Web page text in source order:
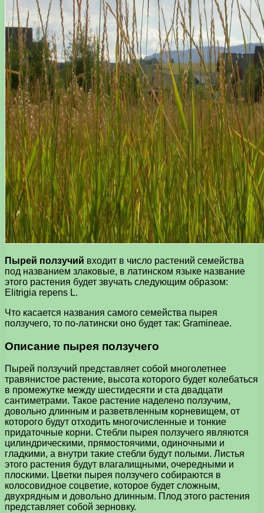
Пырей ползучий входит в число растений семейства
под названием злаковые, в латинском языке название
этого растения будет звучать следующим образом:
Elitrigia repens L.
Что касается названия самого семейства пырея
ползучего, то по-латински оно будет так: Gramineae.
Описание пырея ползучего
Пырей ползучий представляет собой многолетнее
травянистое растение, высота которого будет колебаться
в промежутке между шестидесяти и ста двадцати
сантиметрами. Такое растение наделено ползучим,
довольно длинным и разветвленным корневищем, от
которого будут отходить многочисленные и тонкие
придаточные корни. Стебли пырея ползучего являются
цилиндрическими, прямостоячими, одиночными и
гладкими, а внутри такие стебли будут полыми. Листья
этого растения будут влагалищными, очередными и
плоскими. Цветки пырея ползучего собираются в
колосовидное соцветие, которое будет сложным,
двухрядным и довольно длинным. Плод этого растения
представляет собой зерновку.